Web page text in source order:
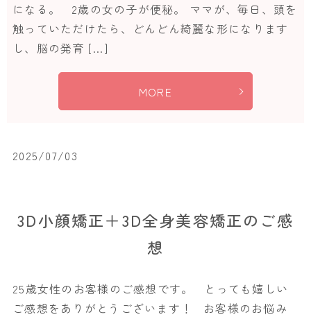
になる。 2歳の女の子が便秘。 ママが、毎日、頭を
触っていただけたら、どんどん綺麗な形になります
し、脳の発育 […]
MORE
2025/07/03
3D小顔矯正＋3D全身美容矯正のご感
想
25歳女性のお客様のご感想です。 とっても嬉しい
ご感想をありがとうございます！ お客様のお悩み